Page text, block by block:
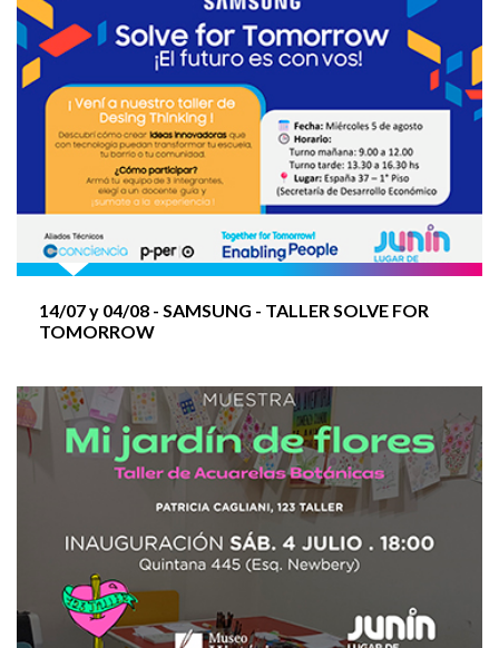
Muestra MI JARDÍN DE FLORES
Muestra Tengo el presentimiento de que algo no
está bien
UN PATIO DE ARTISTAS
CRUCE 400M - PROMOCIONAL (Niños/s y
Adolescentes)
14/07 y 04/08 - SAMSUNG - TALLER SOLVE FOR
TOMORROW